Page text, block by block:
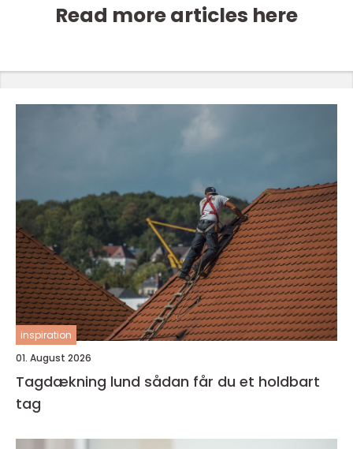
Read more articles here
inspiration
01. August 2026
Tagdækning lund sådan får du et holdbart
tag